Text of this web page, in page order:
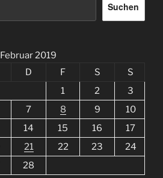
Suchen
Februar 2019
D F S
S
1
2
3
7 8 9
10
14 15 16
17
21 22 23
24
28